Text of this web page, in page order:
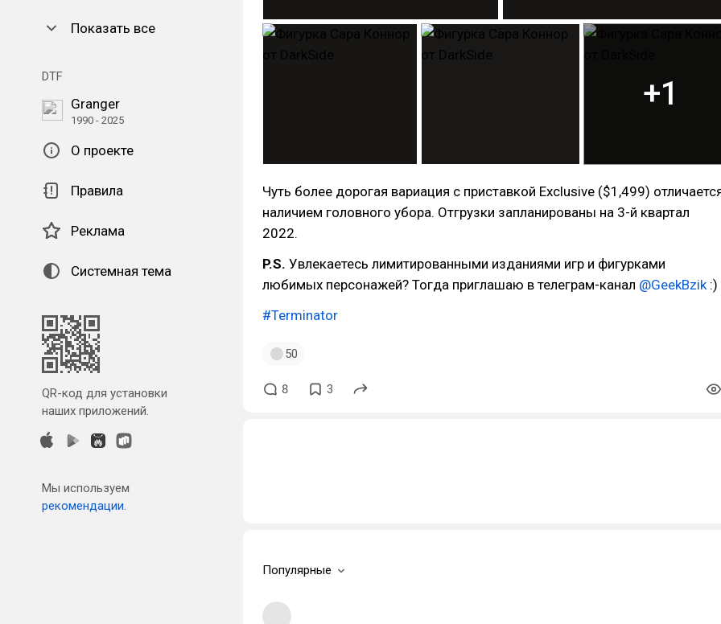
Показать все
DTF
Granger
1990 - 2025
О проекте
Правила
Реклама
Системная тема
QR-код для установки
наших приложений.
Мы используем
рекомендации.
+1
Чуть более дорогая вариация с приставкой Exclusive ($1,499)
наличием головного убора. Отгрузки запланированы на 3-й квартал
2022.
P.S. Увлекаетесь лимитированными изданиями игр и фигурками
любимых персонажей? Тогда приглашаю в телеграм-канал @GeekBzik:)
#Terminator
50
8 3
Популярные